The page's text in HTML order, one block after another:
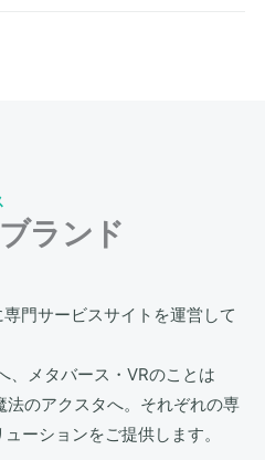
ランド
門サービスサイトを運営して
、メタバース・VRのことは
法のアクスタへ。それぞれの専
ーションをご提供します。